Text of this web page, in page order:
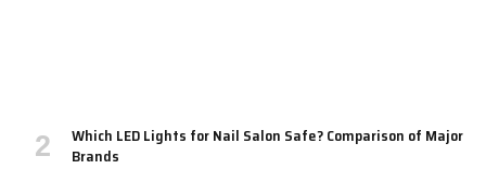
Which LED Lights for Nail Salon Safe? Comparison of Major
Brands